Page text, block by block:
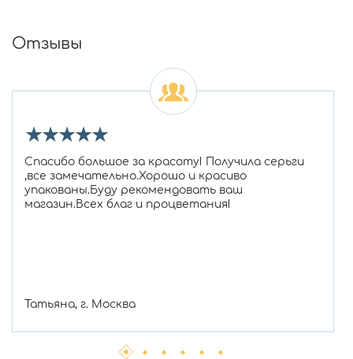
Отзывы
★★★★★
Спасибо большое за красоту! Получила серьги
,все замечательно.Хорошо и красиво
упакованы.Буду рекомендовать ваш
магазин.Всех благ и процветания!
Татьяна, г. Москва